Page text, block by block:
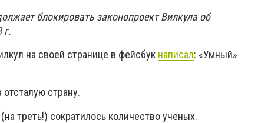
блокировать законопроект Вилкула об
г.
на своей странице в фейсбук написал: «Умный»
страну.
треть!) сократилось количество ученых.